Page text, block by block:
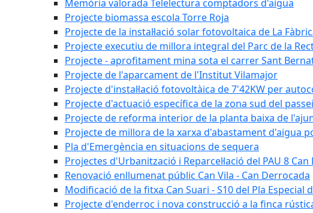
Memòria valorada Telelectura comptadors d'aigua
Projecte biomassa escola Torre Roja
Projecte de la instal·lació solar fotovoltaica de La
Projecte executiu de millora integral del Parc de la
Projecte - aprofitament mina sota el carrer Sant
Projecte de l'aparcament de l'Institut Vilamajor
Projecte d'instal·lació fotovoltàica de 7'42KW per
Projecte d'actuació específica de la zona sud del
Projecte de reforma interior de la planta baixa de
Projecte de millora de la xarxa d'abastament d'aigua
Pla d'Emergència en situacions de sequera
Projectes d'Urbanització i Reparcel·lació del PAU 8 Can
Renovació enllumenat públic Can Vila - Can Derrocada
Modificació de la fitxa Can Suari - S10 del Pla Especial
Projecte d'enderroc i nova construcció a la finca